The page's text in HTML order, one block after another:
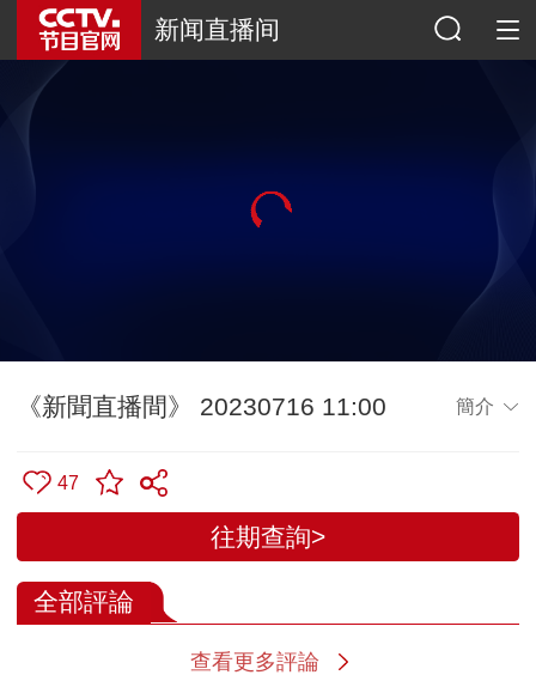
新闻直播间
《新聞直播間》 20230716 11:00 簡介
47
往期查詢>
全部評論
查看更多評論